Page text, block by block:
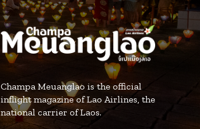
Champa Meuanglao is the official
inflight magazine of Lao Airlines, the
national carrier of Laos.